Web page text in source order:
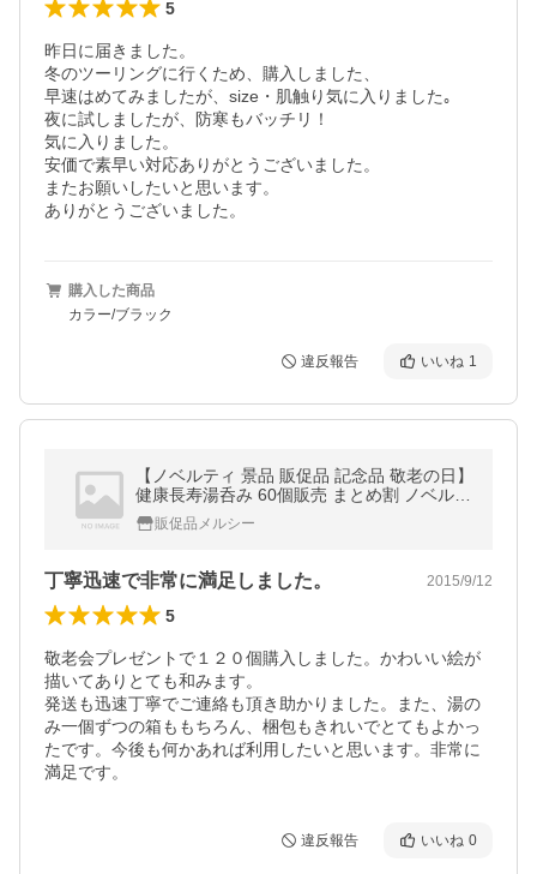
5
昨日に届きました。
冬のツーリングに行くため、購入しました、
早速はめてみましたが、size・肌触り気に入りました｡
夜に試しましたが、防寒もバッチリ！
気に入りました。
安価で素早い対応ありがとうございました。
またお願いしたいと思います。
ありがとうございました。
購入した商品
カラー/ブラック
違反報告 いいね 1
【ノベルティ 景品 販促品 記念品 敬老の日】
健康長寿湯呑み 60個販売 まとめ割 ノベルテ
ィ 販促品 ギフト 贈呈
販促品メルシー
丁寧迅速で非常に満足しました。 2015/9/12
5
敬老会プレゼントで１２０個購入しました。かわいい絵が
描いてありとても和みます。
発送も迅速丁寧でご連絡も頂き助かりました。また、湯の
み一個ずつの箱ももちろん、梱包もきれいでとてもよかっ
たです。今後も何かあれば利用したいと思います。非常に
満足です。
違反報告 いいね 0